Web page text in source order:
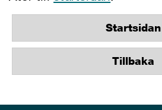
Startsidan
Tillbaka